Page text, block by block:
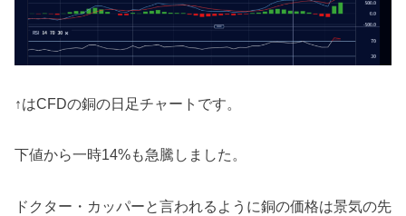
↑はCFDの銅の日足チャートです。
下値から一時14%も急騰しました。
ドクター・カッパーと言われるように銅の価格は景気の先